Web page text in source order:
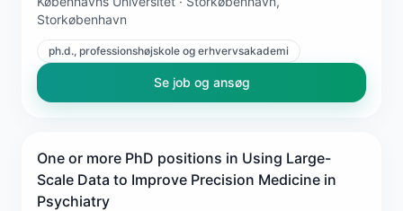
Storkøbenhavn
ph.d., professionshøjskole og erhvervsakademi
Se job og ansøg
One or more PhD positions in Using Large-
Scale Data to Improve Precision Medicine in
Psychiatry